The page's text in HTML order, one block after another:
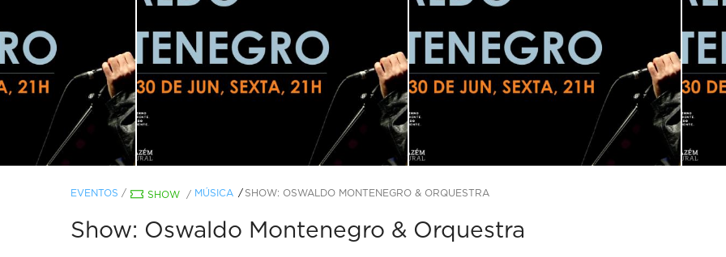
EVENTOS / SHOW / MÚSICA SHOW: OSWALDO MONTENEGRO & ORQUESTRA
Show: Oswaldo Montenegro & Orquestra